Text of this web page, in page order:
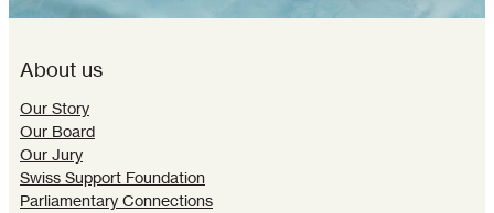
About us
Our Story
Our Board
Our Jury
Swiss Support Foundation
Parliamentary Connections